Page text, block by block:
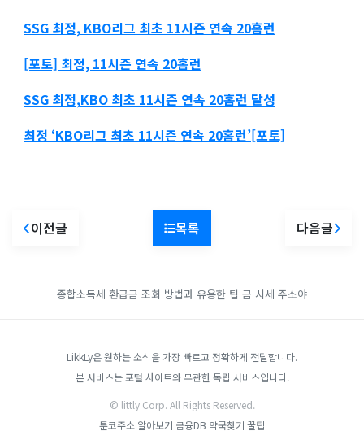
SSG 최정, KBO리그 최초 11시즌 연속 20홈런
[포토] 최정, 11시즌 연속 20홈런
SSG 최정,KBO 최초 11시즌 연속 20홈런 달성
최정 ‘KBO리그 최초 11시즌 연속 20홈런’[포토]
이전글 목록 다음글
종합소득세 환급금 조회 방법과 유용한 팁 금 시세 주소야
LikkLy은 원하는 소식을 가장 빠르고 정확하게 전달합니다.
본 서비스는 포털 사이트와 무관한 독립 서비스입니다.
© littly Corp. All Rights Reserved.
툰코주소 알아보기 금융DB 약국찾기 꿀팁